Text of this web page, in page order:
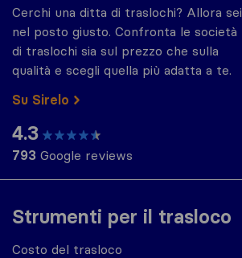
Strumenti per il trasloco
Costo del trasloco
Cerchi una ditta di traslochi? Allora sei
nel posto giusto. Confronta le società
di traslochi sia sul prezzo che sulla
qualità e scegli quella più adatta a te.
Su Sirelo
4.3
793 Google reviews